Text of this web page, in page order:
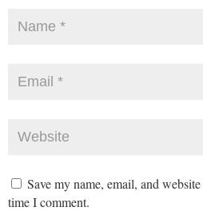
Save my name, email, and
time I comment.